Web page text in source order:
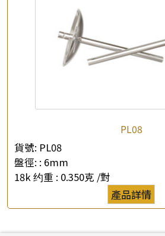
PL08
貨號: PL08
盤徑: : 6mm
18k 约重 : 0.350克 /對
產品詳情